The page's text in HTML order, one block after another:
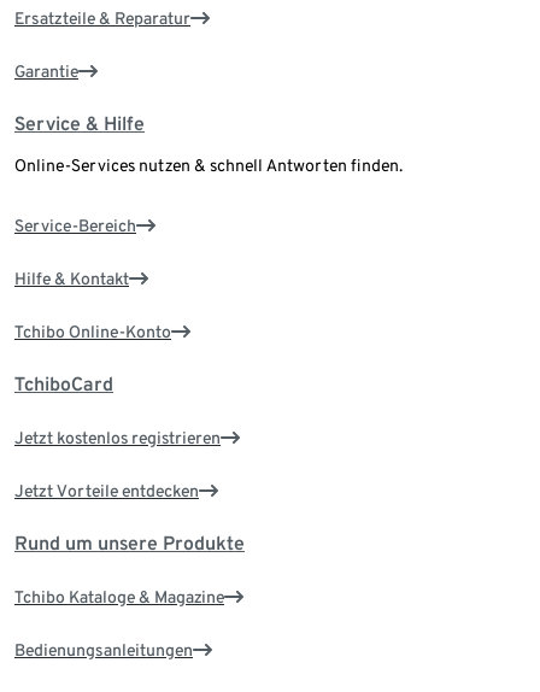
Ersatzteile & Reparatur
Garantie
Service & Hilfe
Online-Services nutzen & schnell Antworten finden.
Service-Bereich
Hilfe & Kontakt
Tchibo Online-Konto
TchiboCard
Jetzt kostenlos registrieren
Jetzt Vorteile entdecken
Rund um unsere Produkte
Tchibo Kataloge & Magazine
Bedienungsanleitungen